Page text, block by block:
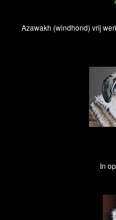
Azawakh (windhond) vrij
In